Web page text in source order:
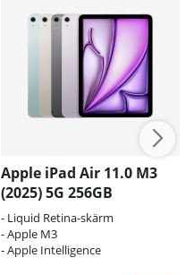
Apple iPad Air 11.0 M3
(2025) 5G 256GB
- Liquid Retina-skärm
- Apple M3
- Apple Intelligence